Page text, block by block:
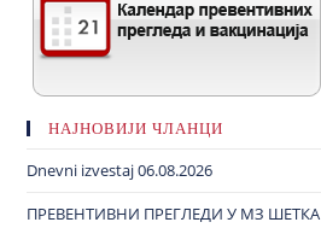
НАЈНОВИЈИ ЧЛАНЦИ
Dnevni izvestaj 06.08.2026
ПРЕВЕНТИВНИ ПРЕГЛЕДИ У МЗ ШЕТКА